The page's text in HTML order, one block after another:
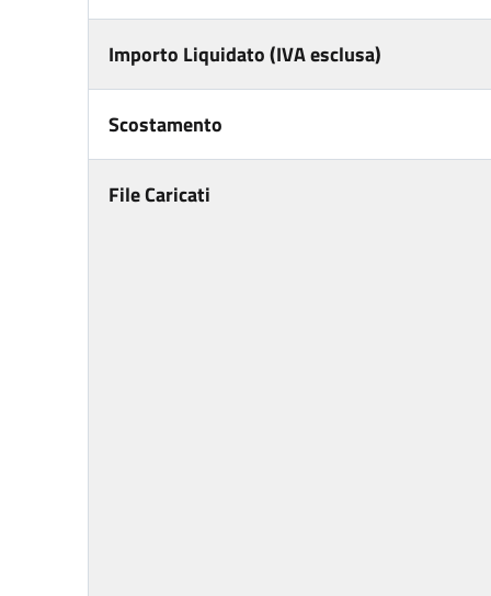
Importo Liquidato (IVA esclusa)
Scostamento
File Caricati